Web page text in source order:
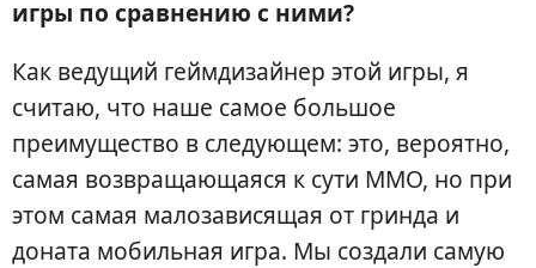
игры по сравнению с ними?
Как ведущий геймдизайнер этой игры, я
считаю, что наше самое большое
преимущество в следующем: это, вероятно,
самая возвращающаяся к сути MMO, но при
этом самая малозависящая от гринда и
доната мобильная игра. Мы создали самую